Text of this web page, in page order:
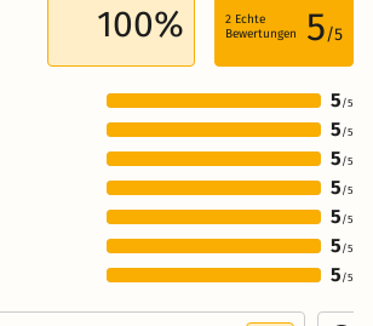
100% 2 Echte
Bewertungen
5/5
5 /5
5 /5
5 /5
5 /5
5 /5
5 /5
5 /5